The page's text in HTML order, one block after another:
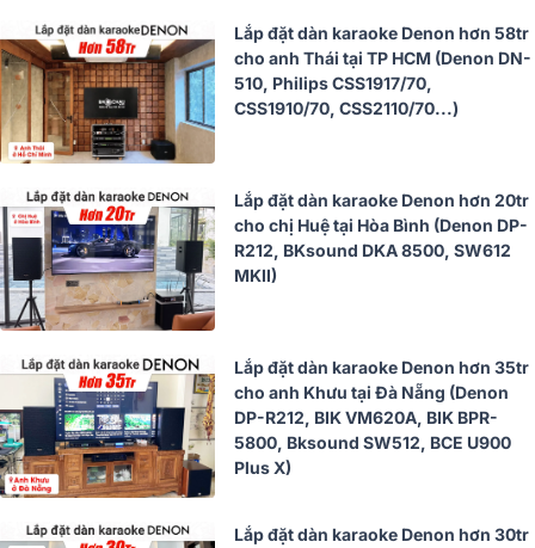
Lắp đặt dàn karaoke Denon hơn 58tr
cho anh Thái tại TP HCM (Denon DN-
510, Philips CSS1917/70,
CSS1910/70, CSS2110/70...)
Lắp đặt dàn karaoke Denon hơn 20tr
cho chị Huệ tại Hòa Bình (Denon DP-
R212, BKsound DKA 8500, SW612
MKII)
Lắp đặt dàn karaoke Denon hơn 35tr
cho anh Khưu tại Đà Nẵng (Denon
DP-R212, BIK VM620A, BIK BPR-
5800, Bksound SW512, BCE U900
Plus X)
Lắp đặt dàn karaoke Denon hơn 30tr